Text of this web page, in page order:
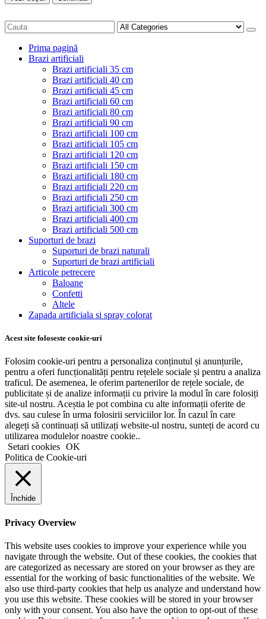
Prima pagină
Brazi artificiali
Brazi artificiali 35 cm
Brazi artificiali 40 cm
Brazi artificiali 45 cm
Brazi artificiali 60 cm
Brazi artificiali 80 cm
Brazi artificiali 90 cm
Brazi artificiali 100 cm
Brazi artificiali 105 cm
Brazi artificiali 120 cm
Brazi artificiali 150 cm
Brazi artificiali 180 cm
Brazi artificiali 220 cm
Brazi artificiali 250 cm
Brazi artificiali 300 cm
Brazi artificiali 400 cm
Brazi artificiali 500 cm
Suporturi de brazi
Suporturi de brazi naturali
Suporturi de brazi artificiali
Articole petrecere
Baloane
Confetti
Altele
Zapada artificiala si spray colorat
Acest site foloseste cookie-uri
Folosim cookie-uri pentru a personaliza conținutul și anunțurile,
pentru a oferi funcționalități pentru rețelele sociale și pentru a analiza
traficul. De asemenea, le oferim partenerilor de rețele sociale, de
publicitate și de analize informații cu privire la modul în care folosiți
site-ul nostru. Aceștia le pot combina cu alte informații oferite de
dvs. sau culese în urma folosirii serviciilor lor. În cazul în care
alegeți să continuați să utilizați website-ul nostru, sunteți de acord cu
utilizarea modulelor noastre cookie..
Setari cookies OK
Politica de Cookie-uri
Închide
Privacy Overview
This website uses cookies to improve your experience while you
navigate through the website. Out of these cookies, the cookies that
are categorized as necessary are stored on your browser as they are
essential for the working of basic functionalities of the website. We
also use third-party cookies that help us analyze and understand how
you use this website. These cookies will be stored in your browser
only with your consent. You also have the option to opt-out of these